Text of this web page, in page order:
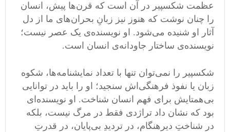
عظمت شکسپیر در آن است که قرن‌ها پیش، انسان
را چنان نوشت که هنوز نیز زبانِ بحران‌های ما از دل
آثار او شنیده می‌شود. او نویسنده‌ی یک عصر نیست؛
نویسنده‌ی ساختار جاودانه‌ی انسان است.
شکسپیر را نمی‌توان تنها با تعداد نمایشنامه‌ها، شکوه
زبان یا نفوذ فرهنگی‌اش سنجید؛ او را باید در توانایی
بی‌همتایش برای فهم انسان شناخت. او نویسنده‌ای
بود که نشان داد تراژدی فقط در مرگ نیست، بلکه
در شناختِ دیرهنگام، در تردیدِ بی‌پایان، در قدرتِ